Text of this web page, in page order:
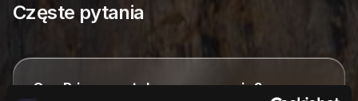
Częste pytania
Czy Pricera ustala ceny za mnie?